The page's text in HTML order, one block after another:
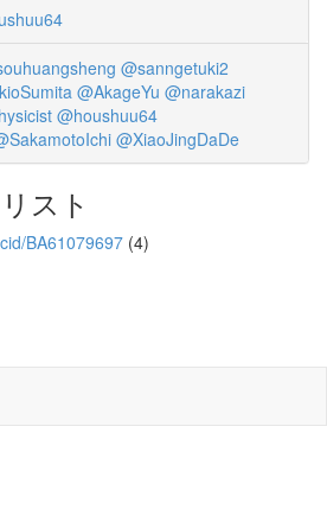
@sanngetuki2
@AkageYu @narakazi
@houshuu64
@XiaoJingDaDe
スト
BA61079697 (4)